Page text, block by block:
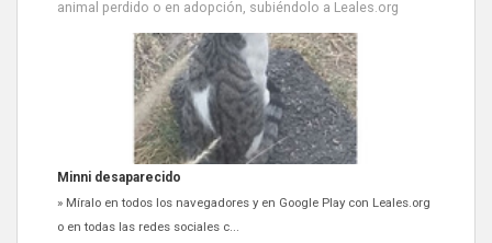
animal perdido o en adopción, subiéndolo a Leales.org
Minni desaparecido
» Míralo en todos los navegadores y en Google Play con Leales.org
o en todas las redes sociales c...